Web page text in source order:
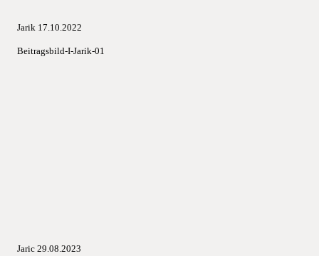
Jarik 17.10.2022
Beitragsbild-I-Jarik-01
Jaric 29.08.2023